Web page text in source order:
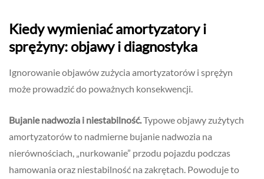
Kiedy wymieniać amortyzatory i
sprężyny: objawy i diagnostyka
Ignorowanie objawów zużycia amortyzatorów i sprężyn
może prowadzić do poważnych konsekwencji.
Bujanie nadwozia i niestabilność.Typowe objawy zużytych
amortyzatorów to nadmierne bujanie nadwozia na
nierównościach, „nurkowanie” przodu pojazdu podczas
hamowania oraz niestabilność na zakrętach. Powoduje to